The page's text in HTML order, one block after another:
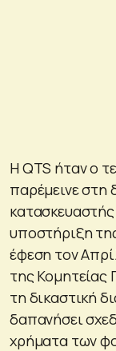
Η QTS ήταν ο
παρέμεινε στη
υποστήριξη
έφεση τον
της Κομητείας
τη δικαστική
δαπανήσει
χρήματα των